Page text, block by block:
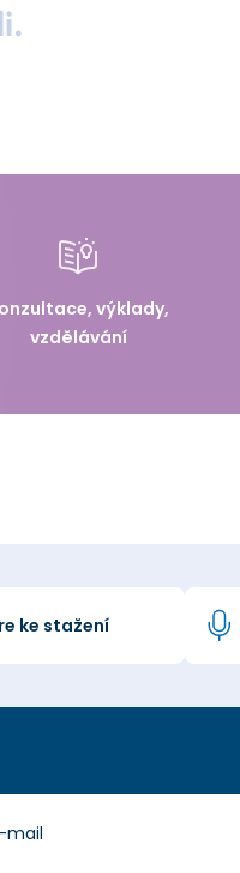
výklady,
vzdělávání
ke stažení